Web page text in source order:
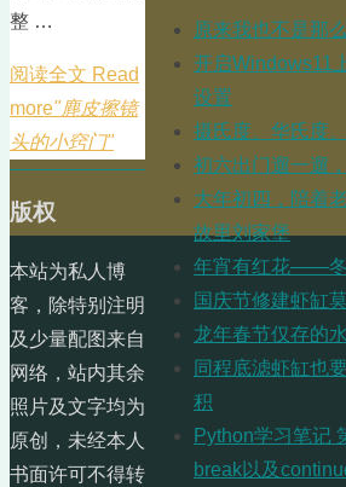
整 …
阅读全文 Read
more"麂皮擦镜
头的小窍门"
原来我也不是那
开启Windows11
设置
摄氏度、华氏度
初六出门遛一遛
大年初四，陪着
故里刘家堡
年宵有红花——
国庆节修建虾缸
龙年春节仅存的
同程底滤虾缸也
积
Python学习笔记
break以及
版权
本站为私人博
客，除特别注明
及少量配图来自
网络，站内其余
照片及文字均为
原创，未经本人
书面许可不得转